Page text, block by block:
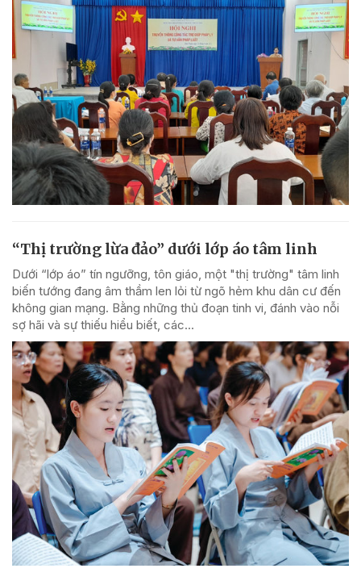
“Thị trường lừa đảo” dưới lớp áo tâm linh
Dưới “lớp áo” tín ngưỡng, tôn giáo, một "thị trường" tâm linh
biến tướng đang âm thầm len lỏi từ ngõ hẻm khu dân cư đến
không gian mạng. Bằng những thủ đoạn tinh vi, đánh vào nỗi
sợ hãi và sự thiếu hiểu biết, các...